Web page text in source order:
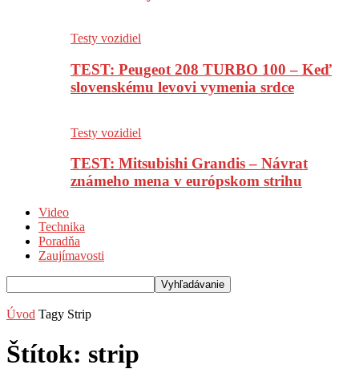
Testy vozidiel
TEST: Peugeot 208 TURBO 100 – Keď
slovenskému levovi vymenia srdce
Testy vozidiel
TEST: Mitsubishi Grandis – Návrat
známeho mena v európskom strihu
Video
Technika
Poradňa
Zaujímavosti
Úvod Tagy Strip
Štítok: strip